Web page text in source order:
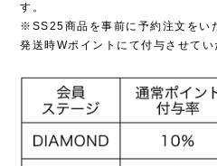
す。
※SS25商品を事前に予約注文をい
発送時Wポイントにて付与させてい